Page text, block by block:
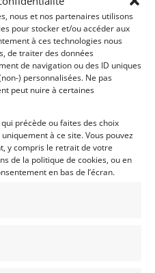
nous et nos partenaires utilisons
pour stocker et/ou accéder aux
à ces technologies nous
de traiter des données
de navigation ou des ID uniques
) personnalisées. Ne pas
peut nuire à certaines
précède ou faites des choix
à ce site. Vous pouvez
y compris le retrait de votre
de la politique de cookies, ou en
en bas de l’écran.
pompe à injection
acier inoxydable
élevé